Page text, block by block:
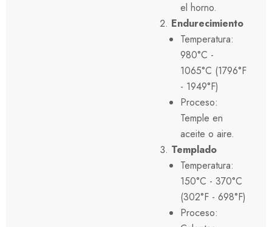
el horno.
Endurecimiento
Temperatura:
980°C -
1065°C (1796°F
- 1949°F)
Proceso:
Temple en
aceite o aire.
Templado
Temperatura:
150°C - 370°C
(302°F - 698°F)
Proceso: